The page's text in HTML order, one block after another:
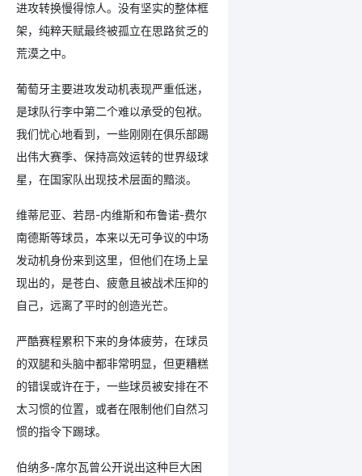
进攻转换慢得惊人。没有坚实的整体框
架，纯粹天赋最终被孤立在思路贫乏的
荒漠之中。
葡萄牙主要进攻发动机表现严重低迷，
是球队行李中第二个难以承受的包袱。
我们忧心地看到，一些刚刚在俱乐部踢
出伟大赛季、保持高效运转的世界级球
星，在国家队出现技术层面的黯淡。
维蒂尼亚、若昂-内维斯和布鲁诺-费尔
南德斯等球员，本来以无可争议的中场
发动机身份来到这里，但他们在场上呈
现出的，是苍白、疲惫且被战术压抑的
自己，远离了平时的创造光芒。
严酷赛程累积下来的身体疲劳，在球员
的双腿和头脑中都非常明显，但更糟糕
的错误或许在于，一些球员被安排在不
太习惯的位置，或者在限制他们自然习
惯的指令下踢球。
伯纳多-席尔瓦曾公开说出这种巨大困